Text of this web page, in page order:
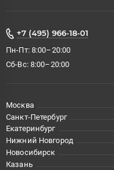
+7 (495) 966-18-01
Пн-Пт: 8:00–20:00
Сб-Вс: 8:00–20:00
Москва
Санкт-Петербург
Екатеринбург
Нижний Новгород
Новосибирск
Казань